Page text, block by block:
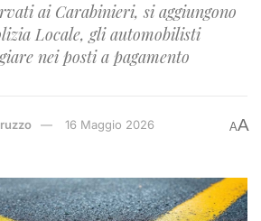
ai Carabinieri, si aggiungono
Locale, gli automobilisti
nei posti a pagamento
16 Maggio 2026 AA